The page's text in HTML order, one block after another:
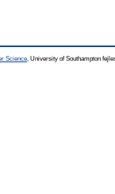
Science , University of Southampton